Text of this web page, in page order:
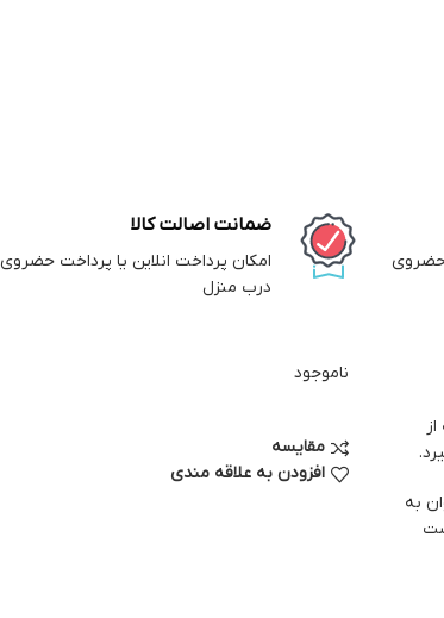
حضروی
ضمانت اصالت کالا
امکان پرداخت انلاین یا پرداخت حضروی
درب منزل
توان به
ناموجود
مقایسه
افزودن به علاقه مندی